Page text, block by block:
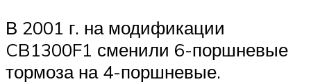
В 2001 г. на модификации
CB1300F1 сменили 6-поршневые
тормоза на 4-поршневые.